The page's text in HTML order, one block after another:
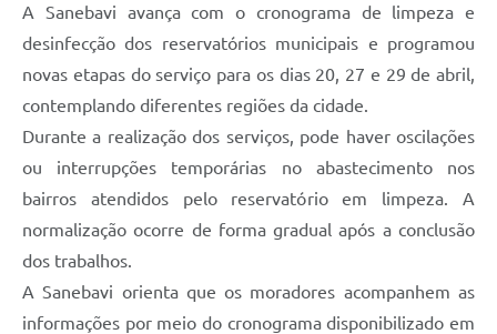
A Sanebavi avança com o cronograma de limpeza e
desinfecção dos reservatórios municipais e programou
novas etapas do serviço para os dias 20, 27 e 29 de abril,
contemplando diferentes regiões da cidade.
Durante a realização dos serviços, pode haver oscilações
ou interrupções temporárias no abastecimento nos
bairros atendidos pelo reservatório em limpeza. A
normalização ocorre de forma gradual após a conclusão
dos trabalhos.
A Sanebavi orienta que os moradores acompanhem as
informações por meio do cronograma disponibilizado em